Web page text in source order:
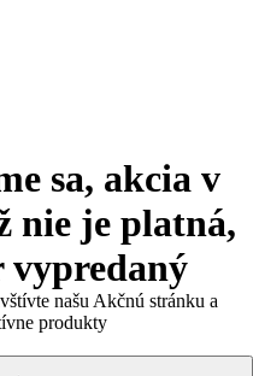
sa, akcia v
nie je platná,
vypredaný
našu Akčnú stránku a
produkty